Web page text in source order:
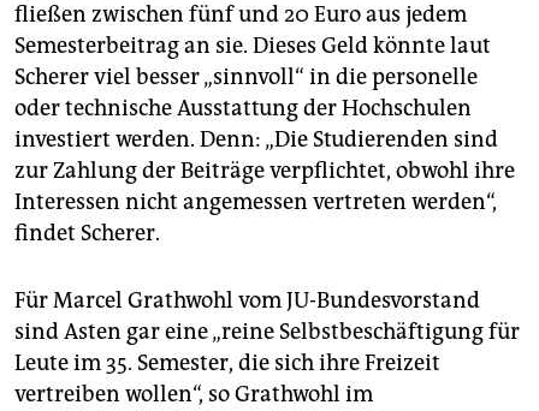
fließen zwischen fünf und 20 Euro aus jedem
Semesterbeitrag an sie. Dieses Geld könnte laut
Scherer viel besser „sinnvoll“ in die personelle
oder technische Ausstattung der Hochschulen
investiert werden. Denn: „Die Studierenden sind
zur Zahlung der Beiträge verpflichtet, obwohl ihre
Interessen nicht angemessen vertreten werden“,
findet Scherer.
Für Marcel Grathwohl vom JU-Bundesvorstand
sind Asten gar eine „reine Selbstbeschäftigung für
Leute im 35. Semester, die sich ihre Freizeit
vertreiben wollen“, so Grathwohl im